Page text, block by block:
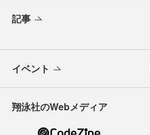
記事
イベント
翔泳社のWebメディア